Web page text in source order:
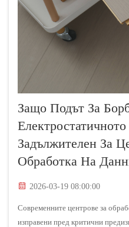
Защо Подът За
Задължителен За
Обработка На
2026-03-19 08:00:00
Современните центрове за
изправени пред критични